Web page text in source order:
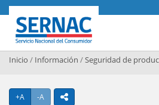
Contenido principal
SERNAC
Inicio / Información /Seguridad de
+A Agrandar texto
-A Achicar textoicono